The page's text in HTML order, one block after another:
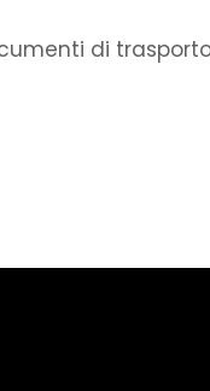
di